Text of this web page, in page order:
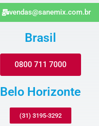
vendas@sanemix.com.br
Brasil
0800 711 7000
Belo Horizonte
(31) 3195-3292